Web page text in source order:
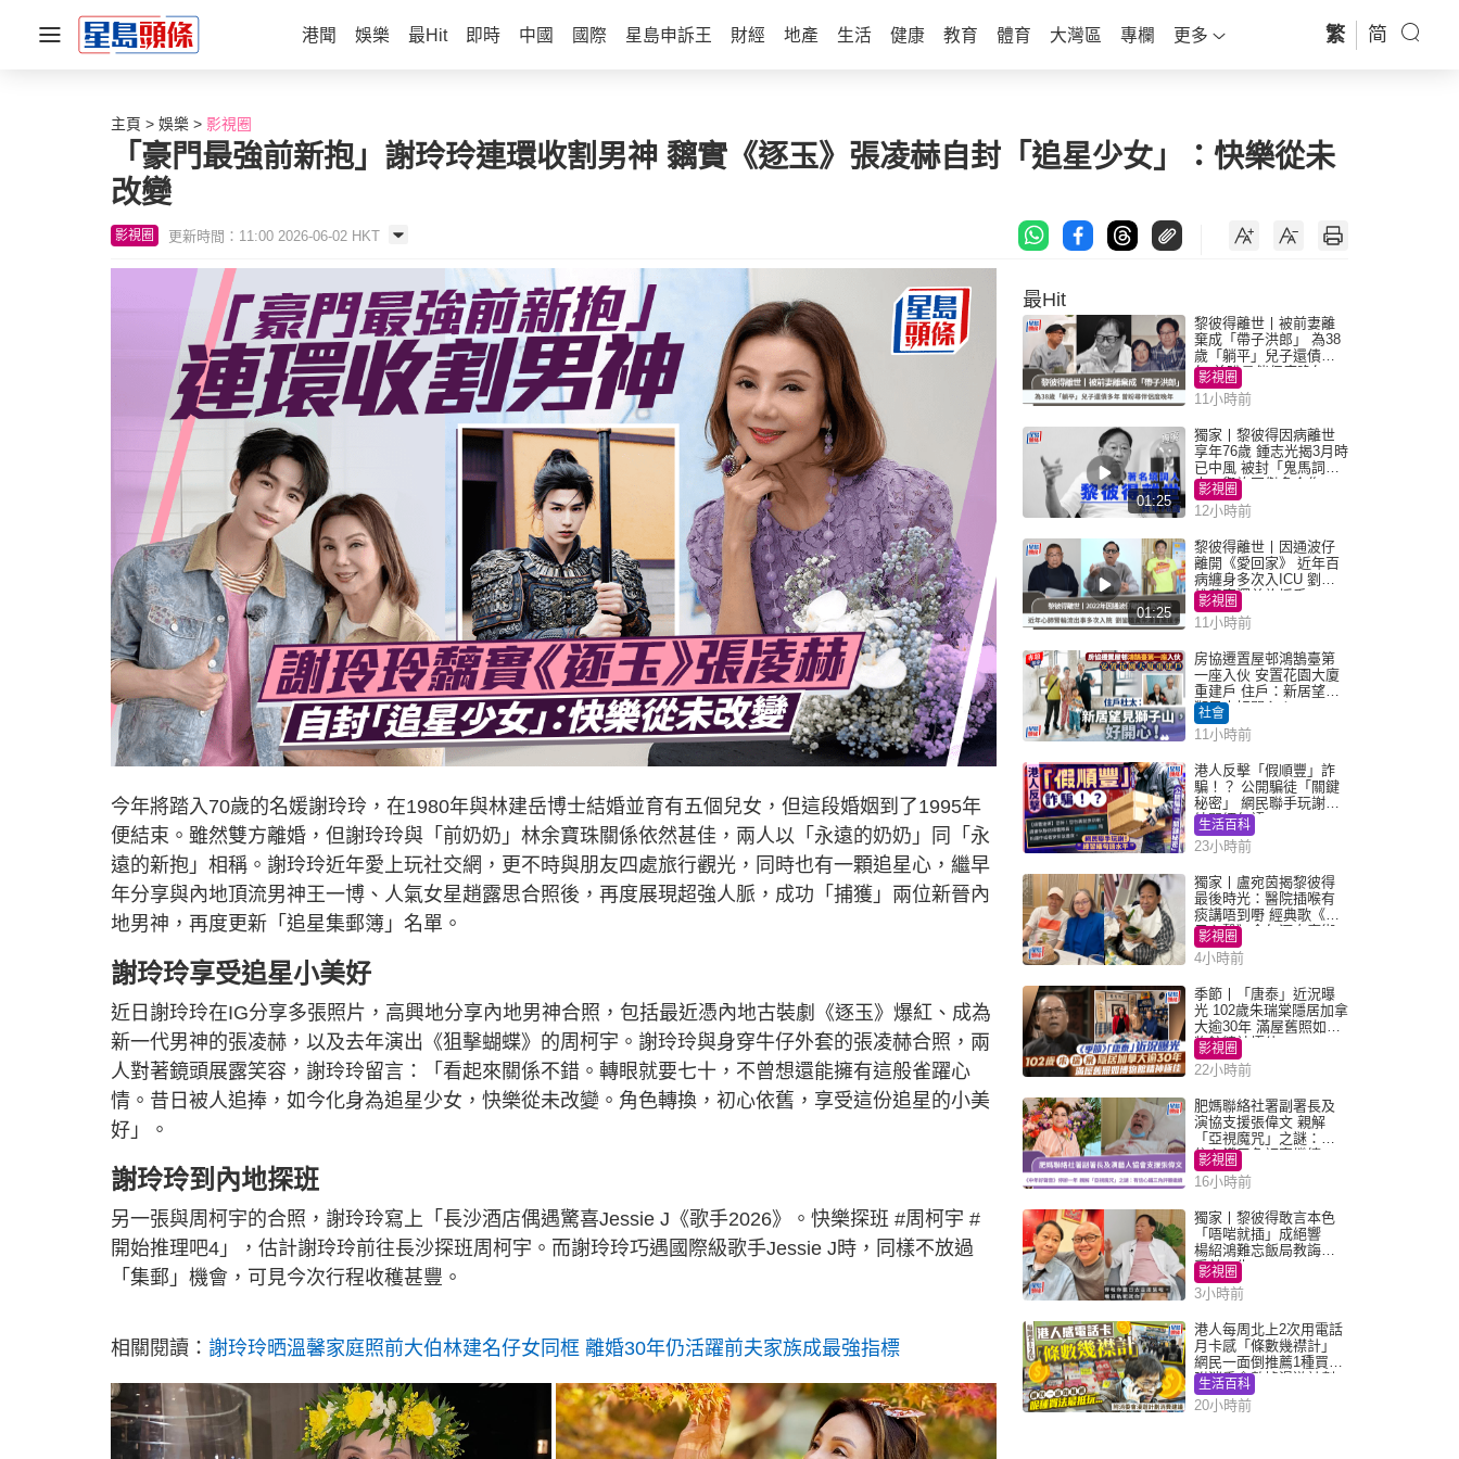
港聞 娛樂 最Hit 即時 中國 國際 星島申訴王 財經 地產 生活 健康 教育 體育 大灣區 專欄 更多 繁 简
主頁 娛樂 影視圈
「豪門最強前新抱」謝玲玲連環收割男神 黐實《逐玉》張凌赫自封「追星少女」：快樂從未
改變
影視圈 更新時間：11:00 2026-06-02 HKT
今年將踏入70歲的名媛謝玲玲，在1980年與林建岳博士結婚並育有五個兒女，但這段婚姻到了1995年
便結束。雖然雙方離婚，但謝玲玲與「前奶奶」林余寶珠關係依然甚佳，兩人以「永遠的奶奶」同「永
遠的新抱」相稱。謝玲玲近年愛上玩社交網，更不時與朋友四處旅行觀光，同時也有一顆追星心，繼早
年分享與內地頂流男神王一博、人氣女星趙露思合照後，再度展現超強人脈，成功「捕獲」兩位新晉內
地男神，再度更新「追星集郵簿」名單。
謝玲玲享受追星小美好
近日謝玲玲在IG分享多張照片，高興地分享內地男神合照，包括最近憑內地古裝劇《逐玉》爆紅、成為
新一代男神的張凌赫，以及去年演出《狙擊蝴蝶》的周柯宇。謝玲玲與身穿牛仔外套的張凌赫合照，兩
人對著鏡頭展露笑容，謝玲玲留言：「看起來關係不錯。轉眼就要七十，不曾想還能擁有這般雀躍心
情。昔日被人追捧，如今化身為追星少女，快樂從未改變。角色轉換，初心依舊，享受這份追星的小美
好」。
謝玲玲到內地探班
另一張與周柯宇的合照，謝玲玲寫上「長沙酒店偶遇驚喜Jessie J《歌手2026》。快樂探班 #周柯宇 #
開始推理吧4」，估計謝玲玲前往長沙探班周柯宇。而謝玲玲巧遇國際級歌手Jessie J時，同樣不放過
「集郵」機會，可見今次行程收穫甚豐。
相關閱讀： 謝玲玲晒溫馨家庭照前大伯林建名仔女同框 離婚30年仍活躍前夫家族成最強指標
最Hit
黎彼得離世丨被前妻離
棄成「帶子洪郎」 為38
歲「躺平」兒子還債多
年 曾盼尋伴侶度晚年
影視圈
11小時前
01:25
獨家丨黎彼得因病離世
享年76歲 鍾志光揭3月時
已中風 被封「鬼馬詞
人」與許冠傑多合作
影視圈
12小時前
01:25
黎彼得離世丨因通波仔
離開《愛回家》 近年百
病纏身多次入ICU 劉鑾
雄黃宗澤曾施援手
影視圈
11小時前
房協遷置屋邨鴻鵠臺第
一座入伙 安置花園大廈
重建戶 住戶：新居望見
獅子山好開心！
社會
11小時前
港人反擊「假順豐」詐
騙！？ 公開騙徒「關鍵
秘密」 網民聯手玩謝：
練習緬甸語
生活百科
23小時前
獨家丨盧宛茵揭黎彼得
最後時光：醫院插喉有
痰講唔到嘢 經典歌《浪
子心聲》金句源自廟街
睇相佬
影視圈
4小時前
季節丨「唐泰」近況曝
光 102歲朱瑞棠隱居加拿
大逾30年 滿屋舊照如博
物館精神極佳
影視圈
22小時前
肥媽聯絡社署副署長及
演協支援張偉文 親解
「亞視魔咒」之謎：有
信心鐵三角評審繼續
影視圈
16小時前
獨家丨黎彼得敢言本色
「唔啱就插」成絕響
楊紹鴻難忘飯局教誨：
受益一生
影視圈
3小時前
港人每周北上2次用電話
月卡感「條數幾襟計」
網民一面倒推薦1種買法
附消委會數據漫遊計劃
消費提示
生活百科
20小時前